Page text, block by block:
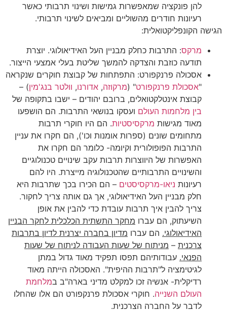
להן פונקציה שמאפשרות גמישות ושינוי תרבותי כאשר
רעיונות חודרים מהשוליים ומביאים לשינוי תרבותי.
הגישה הקונפליקטואלית:
מרקס: התרבות כחלק מבניין העל האידיאולוגי. יוצרת
תודעה כוזבת והצדקה להמשך שליטת בעלי אמצעי הייצור.
אסכולה פרנקפורט: התפתחות של קבוצת חוקרים שנקראה
"אסכולת פרנקפורט" (מרקוזה, אדורנו, וולטר בנג'מין) –
קבוצת אינטלקטואלים, ברובם יהודים – ישבו בתקופה של
בין מלחמות העולם ועסקו בנושאי התרבות. הם הושפעו
מאוד מגישות מרקסיסטיות. הם היו חוקרי תרבות
מתחומים שונים (ספרות אומנות וכו'), הם חקרו את עניין
התרבות הפופולורית וקיומה- כלומר הם חקרו את
האפשרות של היווצרות תרבות עקב שינויים טכנולוגיים
והשינויים התרבותיים שהטכנולוגיה מייצרת. היו להם
רעיונות ניאו-מרקסיסטים – הם הכירו בכך שתרבות היא
חלק מבניין העל האידיאולוגי, אך גם אותה צריך לחקור.
צריך להבין איך תרבות עובדת כדי להבין את אופן
השיעתוק, הם עברו מחקר התשתית הכלכלית לחקר הבניין
האידיאולוגי. הם עברו מדיון בחברה יצרנית לדיון בתרבות
צרכנית – מניתוח של שעות העבודה לניתוח של שעות
הפנאי. עבודותיהם תפסו תפקיד מאוד גדול במתן
לגיטימציה ל"תרבות ההיפית". האסכולה הייתה מאוד
רדיקלית- אנשיה זכו למקלט מדיני בארה"ב במלחמת
העולם השנייה. חוקרי אסכולת פרנקפורט הם אלו שהחלו
לדבר על החברה הצרכנית.